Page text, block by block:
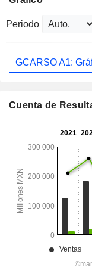
Periodo
GCARSO A1:
Cuenta de